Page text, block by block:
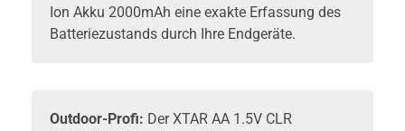
Ion Akku 2000mAh eine exakte Erfassung des
Batteriezustands durch Ihre Endgeräte.
Outdoor-Profi: Der XTAR AA 1.5V CLR